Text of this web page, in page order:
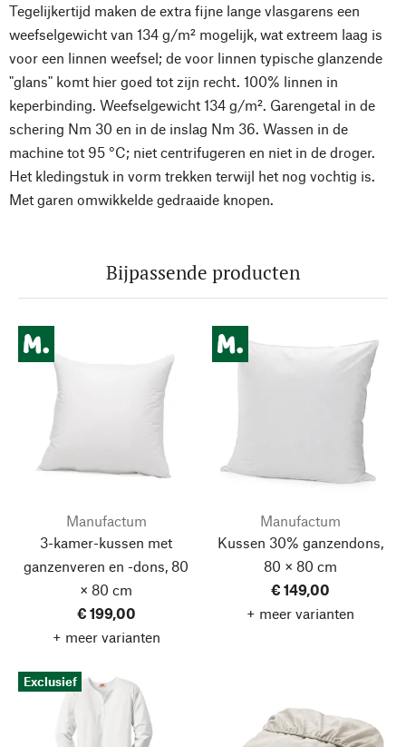
Tegelijkertijd maken de extra fijne lange vlasgarens een
weefselgewicht van 134 g/m² mogelijk, wat extreem laag is
voor een linnen weefsel; de voor linnen typische glanzende
"glans" komt hier goed tot zijn recht. 100% linnen in
keperbinding. Weefselgewicht 134 g/m². Garengetal in de
schering Nm 30 en in de inslag Nm 36. Wassen in de
machine tot 95 °C; niet centrifugeren en niet in de droger.
Het kledingstuk in vorm trekken terwijl het nog vochtig is.
Met garen omwikkelde gedraaide knopen.
Bijpassende producten
Manufactum
3-kamer-kussen met
ganzenveren en -dons, 80
× 80 cm
€ 199,00
+ meer varianten
Manufactum
Kussen 30% ganzendons,
80 × 80 cm
€ 149,00
+ meer varianten
Exclusief